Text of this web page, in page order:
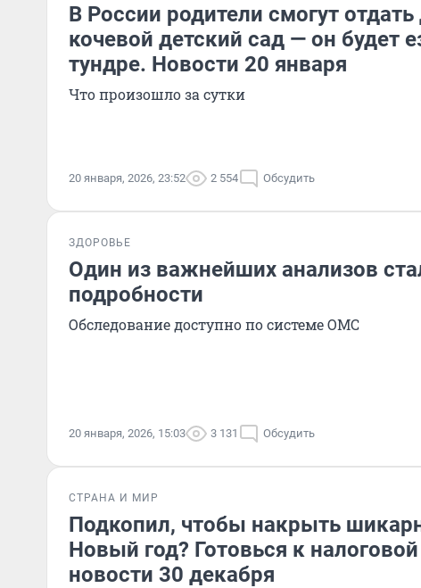
В России родители смогут отдать
кочевой детский сад — он будет
тундре. Новости 20 января
Что произошло за сутки
20 января, 2026, 23:52 2 554 Обсудить
ЗДОРОВЬЕ
Один из важнейших анализов
подробности
Обследование доступно по системе ОМС
20 января, 2026, 15:03 3 131 Обсудить
СТРАНА И МИР
Подкопил, чтобы накрыть
Новый год? Готовься к
новости 30 декабря